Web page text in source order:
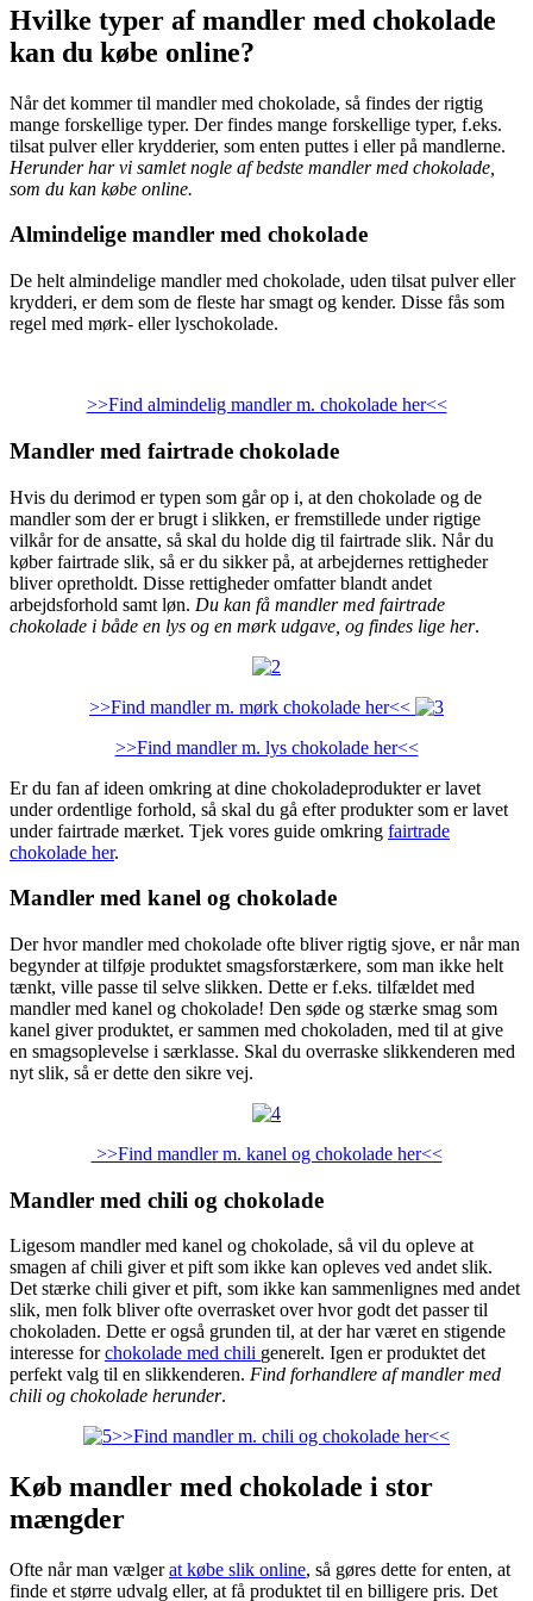
Hvilke typer af mandler med chokolade
kan du købe online?
Når det kommer til mandler med chokolade, så findes der rigtig
mange forskellige typer. Der findes mange forskellige typer, f.eks.
tilsat pulver eller krydderier, som enten puttes i eller på mandlerne.
Herunder har vi samlet nogle af bedste mandler med chokolade,
som du kan købe online.
Almindelige mandler med chokolade
De helt almindelige mandler med chokolade, uden tilsat pulver eller
krydderi, er dem som de fleste har smagt og kender. Disse fås som
regel med mørk- eller lyschokolade.
>>Find almindelig mandler m. chokolade her<<
Mandler med fairtrade chokolade
Hvis du derimod er typen som går op i, at den chokolade og de
mandler som der er brugt i slikken, er fremstillede under rigtige
vilkår for de ansatte, så skal du holde dig til fairtrade slik. Når du
køber fairtrade slik, så er du sikker på, at arbejdernes rettigheder
bliver opretholdt. Disse rettigheder omfatter blandt andet
arbejdsforhold samt løn. Du kan få mandler med fairtrade
chokolade i både en lys og en mørk udgave, og findes lige her.
>>Find mandler m. mørk chokolade her<<
>>Find mandler m. lys chokolade her<<
Er du fan af ideen omkring at dine chokoladeprodukter er lavet
under ordentlige forhold, så skal du gå efter produkter som er lavet
under fairtrade mærket. Tjek vores guide omkring fairtrade
chokolade her.
Mandler med kanel og chokolade
Der hvor mandler med chokolade ofte bliver rigtig sjove, er når man
begynder at tilføje produktet smagsforstærkere, som man ikke helt
tænkt, ville passe til selve slikken. Dette er f.eks. tilfældet med
mandler med kanel og chokolade! Den søde og stærke smag som
kanel giver produktet, er sammen med chokoladen, med til at give
en smagsoplevelse i særklasse. Skal du overraske slikkenderen med
nyt slik, så er dette den sikre vej.
>>Find mandler m. kanel og chokolade her<<
Mandler med chili og chokolade
Ligesom mandler med kanel og chokolade, så vil du opleve at
smagen af chili giver et pift som ikke kan opleves ved andet slik.
Det stærke chili giver et pift, som ikke kan sammenlignes med andet
slik, men folk bliver ofte overrasket over hvor godt det passer til
chokoladen. Dette er også grunden til, at der har været en stigende
interesse forchokolade med chili generelt. Igen er produktet det
perfekt valg til en slikkenderen. Find forhandlere af mandler med
chili og chokolade herunder.
>>Find mandler m. chili og chokolade her<<
Køb mandler med chokolade i stor
mængder
Ofte når man vælgerat købe slik online, så gøres dette for enten, at
finde et større udvalg eller, at få produktet til en billigere pris. Det